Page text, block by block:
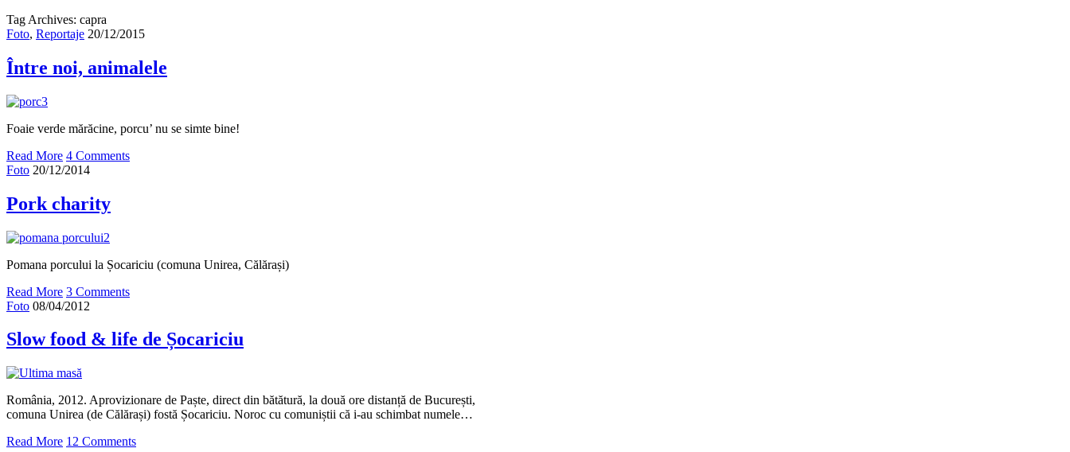
Tag Archives: capra
Foto, Reportaje 20/12/2015
Între noi, animalele
Foaie verde mărăcine, porcu’ nu se simte bine!
Read More 4 Comments
Foto 20/12/2014
Pork charity
Pomana porcului la Șocariciu (comuna Unirea, Călărași)
Read More 3 Comments
Foto 08/04/2012
Slow food & life de Șocariciu
România, 2012. Aprovizionare de Paște, direct din bătătură, la două ore distanță de București,
comuna Unirea (de Călărași) fostă Șocariciu. Noroc cu comuniștii că i-au schimbat numele…
Read More 12 Comments